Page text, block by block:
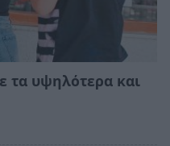
τα υψηλότερα και